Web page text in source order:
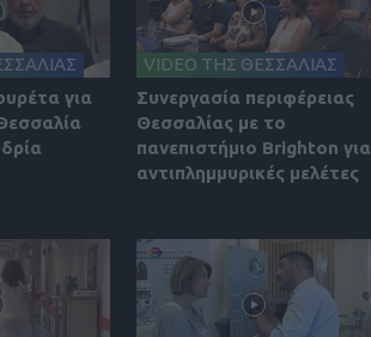
για
VIDEO ΤΗΣ ΘΕΣΣΑΛΙΑΣ
Συνεργασία περιφέρειας
Θεσσαλίας με το
πανεπιστήμιο Brighton για
αντιπλημμυρικές μελέτες